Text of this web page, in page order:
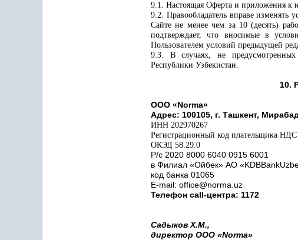
9.1. Настоящая Оферта и приложения к
9.2. Правообладатель вправе изменять
Сайте не менее чем за 10 (десять)
подтверждает, что вносимые в
Пользователем условий предыдущей
9.3. В случаях, не предусмотренных
Республики Узбекистан.
10.
ООО «Norma»
Адрес: 100105, г. Ташкент,
ИНН 202970267
Регистрационный код плательщика НДС
ОКЭД 58.29.0
Р/с 2020 8000 6040 0915 6001
в Филиал «Ойбек» АО «KDBBank
код банка 01065
E-mail: office@norma.uz
Телефон call-центра: 1172
Садыков Х.М.,
директор ООО «Norma»